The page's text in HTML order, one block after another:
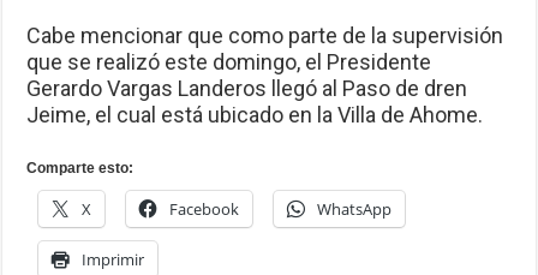
Cabe mencionar que como parte de la supervisión
que se realizó este domingo, el Presidente
Gerardo Vargas Landeros llegó al Paso de dren
Jeime, el cual está ubicado en la Villa de Ahome.
Comparte esto:
X Facebook WhatsApp
Imprimir